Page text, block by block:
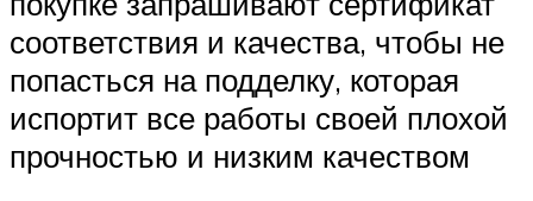
соответствия и качества, чтобы не
попасться на подделку, которая
испортит все работы своей плохой
прочностью и низким качеством